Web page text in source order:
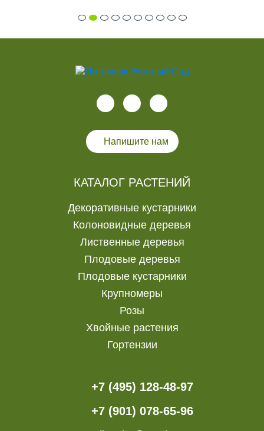
Напишите нам
КАТАЛОГ РАСТЕНИЙ
Декоративные кустарники
Колоновидные деревья
Лиственные деревья
Плодовые деревья
Плодовые кустарники
Крупномеры
Розы
Хвойные растения
Гортензии
+7 (495) 128-48-97
+7 (901) 078-65-96